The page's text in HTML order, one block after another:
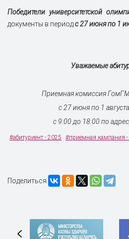
Победители университетской
документы в периодс 27 июня по 1
Уважаемые
Приемная комиссия
с 27 июня по 1
с 9:00 до 18:00 по
#абитуриент - 2025 #приемная кампания
Поделиться